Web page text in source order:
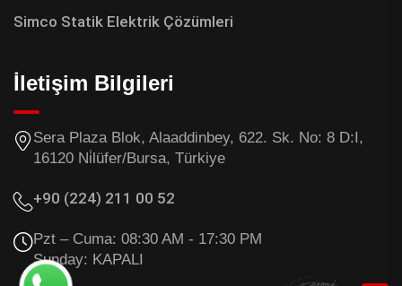
Simco Statik Elektrik Çözümleri
İletişim Bilgileri
Sera Plaza Blok, Alaaddinbey, 622. Sk. No: 8 D:I,
16120 Ni̇lüfer/Bursa, Türkiye
+90 (224) 211 00 52
Pzt – Cuma: 08:30 AM - 17:30 PM
Sunday: KAPALI